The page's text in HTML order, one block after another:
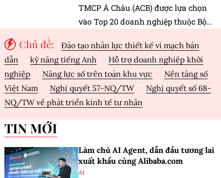
TMCP Á Châu (ACB) được lựa chọn
vào Top 20 doanh nghiệp thuộc Bộ
(Vietnam Sustainability Index –
VNSI) năm 2026.
Chủ đề:
Đào tạo nhân lực thiết kế vi mạch bán
dẫn
kỹ năng tiếng Anh
Hỗ trợ doanh nghiệp khởi
nghiệp
Năng lực số trên toàn khu vực
Nền tảng số
Việt Nam
Nghị quyết 57-NQ/TW
Nghị quyết số 68-
NQ/TW về phát triển kinh tế tư nhân
TIN MỚI
Làm chủ AI Agent, dẫn đầu tương lai
xuất khẩu cùng Alibaba.com
AI